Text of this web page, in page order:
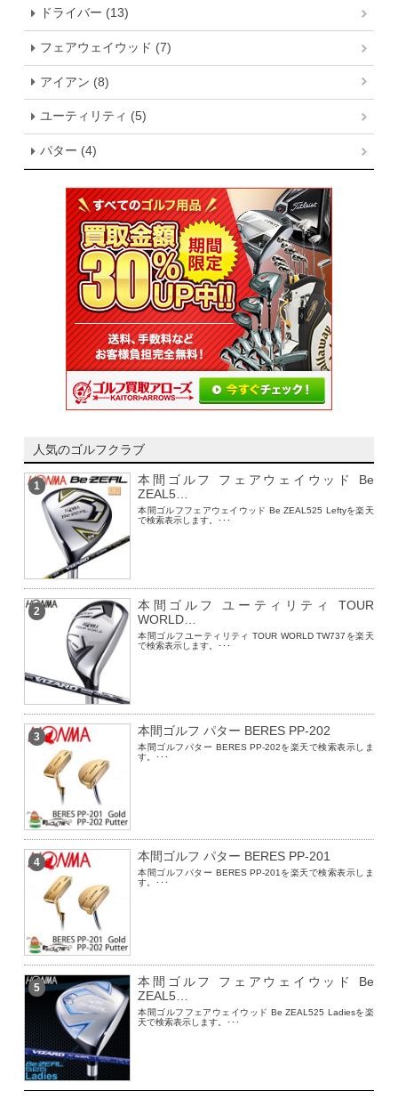
ドライバー (13)
フェアウェイウッド (7)
アイアン (8)
ユーティリティ (5)
パター (4)
人気のゴルフクラブ
1
本間ゴルフ フェアウェイウッド Be
ZEAL5…
本間ゴルフフェアウェイウッド Be ZEAL525 Leftyを楽天
で検索表示します。･･･
2
本間ゴルフ ユーティリティ TOUR
WORLD…
本間ゴルフユーティリティ TOUR WORLD TW737を楽天
で検索表示します。･･･
3 本間ゴルフ パター BERES PP-202
本間ゴルフパター BERES PP-202を楽天で検索表示しま
す。･･･
4 本間ゴルフ パター BERES PP-201
本間ゴルフパター BERES PP-201を楽天で検索表示しま
す。･･･
5
本間ゴルフ フェアウェイウッド Be
ZEAL5…
本間ゴルフフェアウェイウッド Be ZEAL525 Ladiesを楽
天で検索表示します。･･･